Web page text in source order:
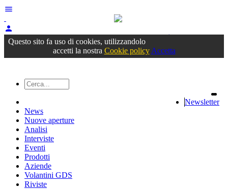
menu
person
Accedioppure registrati
Questo sito fa uso di cookies, utilizzandolo
accetti la nostra Cookie policy Accetta
Newsletter
News
Nuove aperture
Analisi
Interviste
Eventi
Prodotti
Aziende
Volantini GDS
Riviste